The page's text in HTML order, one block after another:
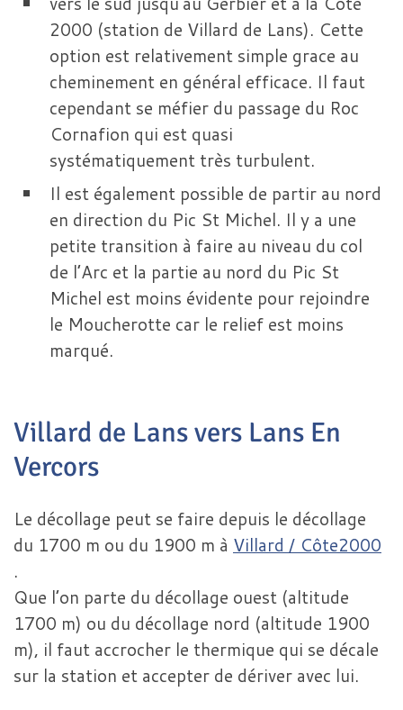
2000 (station de Villard de Lans). Cette
option est relativement simple grace au
cheminement en général efficace. Il faut
cependant se méfier du passage du Roc
Cornafion qui est quasi
systématiquement très turbulent.
Il est également possible de partir au nord
en direction du Pic St Michel. Il y a une
petite transition à faire au niveau du col
de l’Arc et la partie au nord du Pic St
Michel est moins évidente pour rejoindre
le Moucherotte car le relief est moins
marqué.
Villard de Lans vers Lans En
Vercors
Le décollage peut se faire depuis le décollage
du 1700 m ou du 1900 m à Villard / Côte2000
.
Que l’on parte du décollage ouest (altitude
1700 m) ou du décollage nord (altitude 1900
m), il faut accrocher le thermique qui se décale
sur la station et accepter de dériver avec lui.